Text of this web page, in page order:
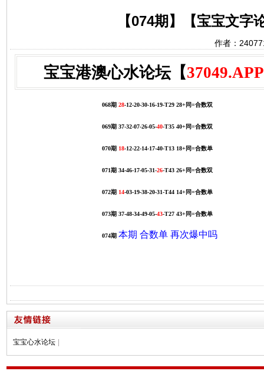
【074期】【宝宝文
作者：
宝宝港澳心水论坛【37049.APP
068期 28-12-20-30-16-19-T29 28+同=合数双
069期 37-32-07-26-05-40-T35 40+同=合数双
070期 18-12-22-14-17-40-T13 18+同=合数单
071期 34-46-17-05-31-26-T43 26+同=合数双
072期 14-03-19-38-20-31-T44 14+同=合数单
073期 37-48-34-49-05-43-T27 43+同=合数单
074期 本期 合数单 再次爆中吗
宝宝心水论坛